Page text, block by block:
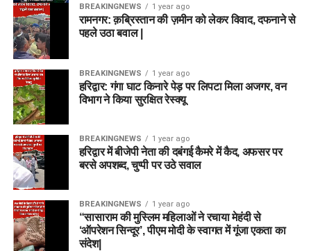
BREAKINGNEWS 1 year ago
रामनगर: क़ब्रिस्तान की ज़मीन को लेकर विवाद, दफनाने से
पहले उठा बवाल |
BREAKINGNEWS 1 year ago
हरिद्वार: गंगा घाट किनारे पेड़ पर लिपटा मिला अजगर, वन
विभाग ने किया सुरक्षित रेस्क्यू
BREAKINGNEWS 1 year ago
हरिद्वार में बीजेपी नेता की दबंगई कैमरे में कैद, अफसर पर
बरसे अपशब्द, चुप्पी पर उठे सवाल
BREAKINGNEWS 1 year ago
“सासाराम की मुस्लिम महिलाओं ने रचाया मेहंदी से
‘ऑपरेशन सिन्दूर’, पीएम मोदी के स्वागत में गूंजा एकता का
संदेश|